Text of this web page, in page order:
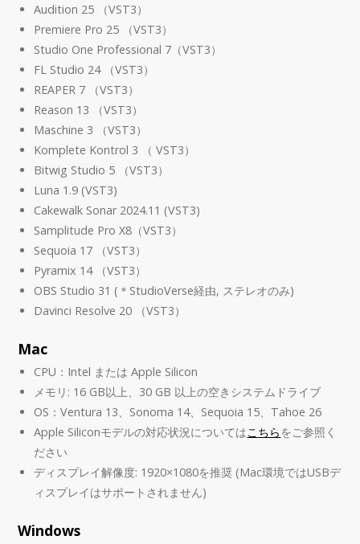
Audition 25 （VST3）
Premiere Pro 25 （VST3）
Studio One Professional 7（VST3）
FL Studio 24 （VST3）
REAPER 7 （VST3）
Reason 13 （VST3）
Maschine 3 （VST3）
Komplete Kontrol 3 （ VST3）
Bitwig Studio 5 （VST3）
Luna 1.9 (VST3)
Cakewalk Sonar 2024.11 (VST3)
Samplitude Pro X8（VST3）
Sequoia 17 （VST3）
Pyramix 14 （VST3）
OBS Studio 31 (＊StudioVerse経由, ステレオのみ)
Davinci Resolve 20 （VST3）
Mac
CPU：Intel または Apple Silicon
メモリ: 16 GB以上、30 GB 以上の空きシステムドライブ
OS：Ventura 13、Sonoma 14、Sequoia 15、Tahoe 26
Apple Siliconモデルの対応状況についてはこちらをご参照く
ださい
ディスプレイ解像度: 1920×1080を推奨 (Mac環境ではUSBデ
ィスプレイはサポートされません)
Windows